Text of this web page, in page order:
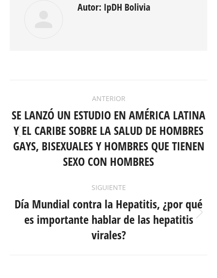
Autor: IpDH Bolivia
NAVEGACIÓN
ENTRE
PUBLICACIONES
ANTERIOR
Publicación
anterior:
SE LANZÓ UN ESTUDIO EN AMÉRICA LATINA
Y EL CARIBE SOBRE LA SALUD DE HOMBRES
GAYS, BISEXUALES Y HOMBRES QUE TIENEN
SEXO CON HOMBRES
SIGUIENTE
Publicación
siguiente:
Día Mundial contra la Hepatitis, ¿por qué
es importante hablar de las hepatitis
virales?